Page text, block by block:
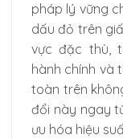
pháp lý vững
dấu đỏ trên
vực đặc thù,
hành chính và
toàn trên
đổi này ngay
ưu hóa hiệu